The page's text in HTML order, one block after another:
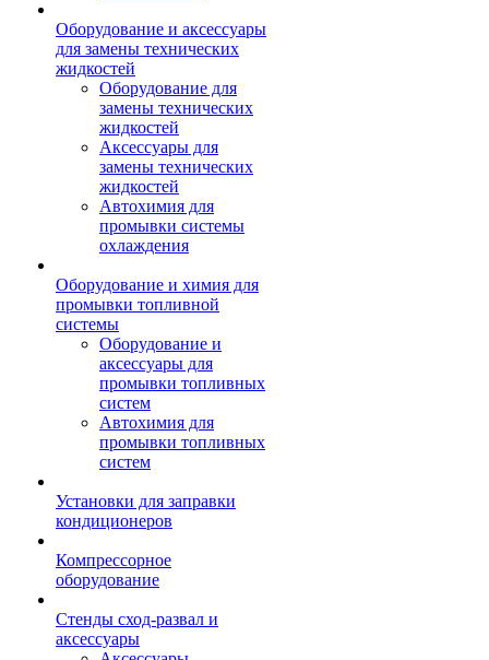
Оборудование и аксессуары
для замены технических
жидкостей
Оборудование для
замены технических
жидкостей
Аксессуары для
замены технических
жидкостей
Автохимия для
промывки системы
охлаждения
Оборудование и химия для
промывки топливной
системы
Оборудование и
аксессуары для
промывки топливных
систем
Автохимия для
промывки топливных
систем
Установки для заправки
кондиционеров
Компрессорное
оборудование
Стенды сход-развал и
аксессуары